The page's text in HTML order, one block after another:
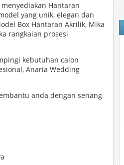
Hantaran
yang unik, elegan dan
Box Hantaran Akrilik, Mika
rangkaian prosesi
kebutuhan calon
Anaria Wedding
anda dengan senang